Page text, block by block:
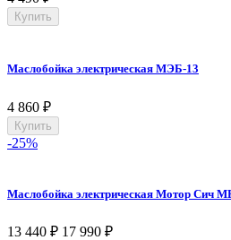
Купить
Маслобойка электрическая МЭБ-13
4 860 ₽
Купить
-25%
Маслобойка электрическая Мотор Сич
13 440 ₽ 17 990 ₽